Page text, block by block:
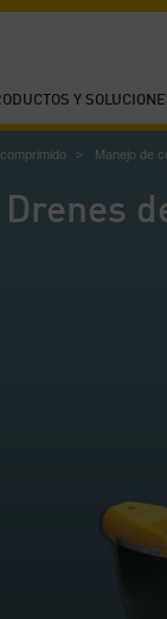
Y
Manejo de
Drenes